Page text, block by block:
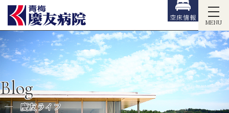
MENU
空床情報
Blog
慶友ライフ